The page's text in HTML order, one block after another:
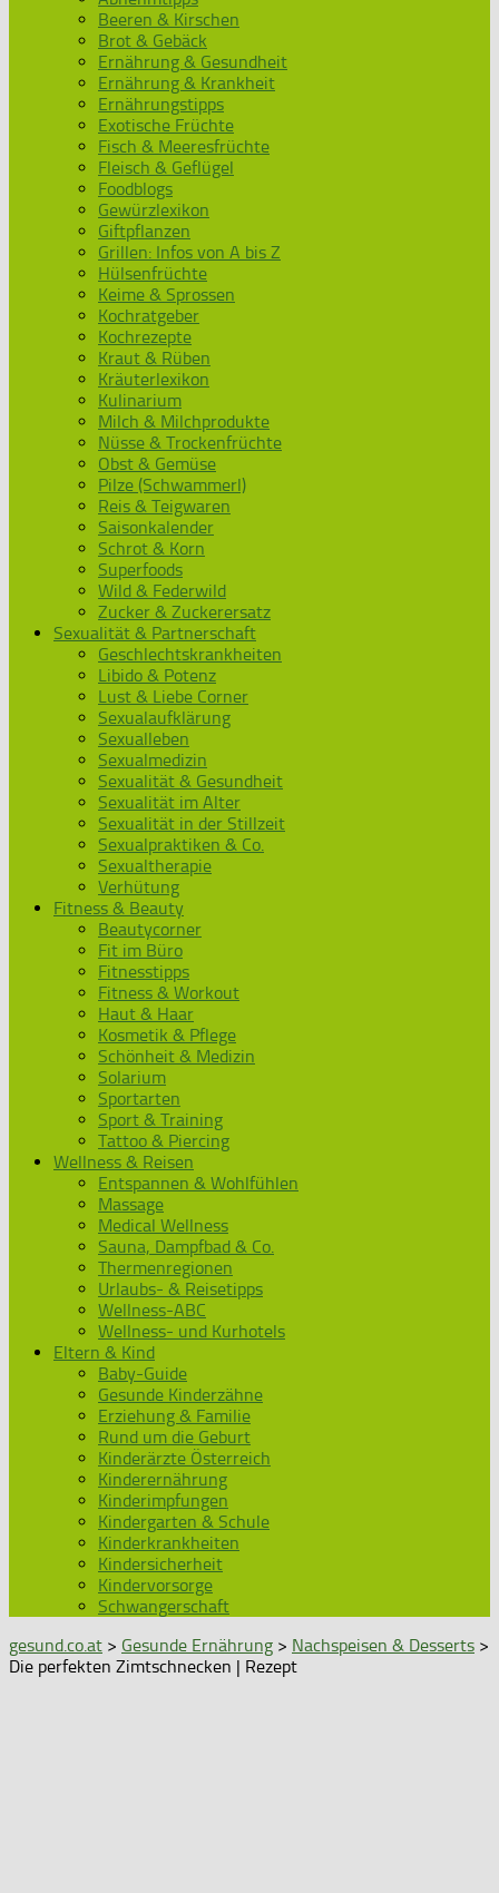
Beeren & Kirschen
Brot & Gebäck
Ernährung & Gesundheit
Ernährung & Krankheit
Ernährungstipps
Exotische Früchte
Fisch & Meeresfrüchte
Fleisch & Geflügel
Foodblogs
Gewürzlexikon
Giftpflanzen
Grillen: Infos von A bis Z
Hülsenfrüchte
Keime & Sprossen
Kochratgeber
Kochrezepte
Kraut & Rüben
Kräuterlexikon
Kulinarium
Milch & Milchprodukte
Nüsse & Trockenfrüchte
Obst & Gemüse
Pilze (Schwammerl)
Reis & Teigwaren
Saisonkalender
Schrot & Korn
Superfoods
Wild & Federwild
Zucker & Zuckerersatz
Sexualität & Partnerschaft
Geschlechtskrankheiten
Libido & Potenz
Lust & Liebe Corner
Sexualaufklärung
Sexualleben
Sexualmedizin
Sexualität & Gesundheit
Sexualität im Alter
Sexualität in der Stillzeit
Sexualpraktiken & Co.
Sexualtherapie
Verhütung
Fitness & Beauty
Beautycorner
Fit im Büro
Fitnesstipps
Fitness & Workout
Haut & Haar
Kosmetik & Pflege
Schönheit & Medizin
Solarium
Sportarten
Sport & Training
Tattoo & Piercing
Wellness & Reisen
Entspannen & Wohlfühlen
Massage
Medical Wellness
Sauna, Dampfbad & Co.
Thermenregionen
Urlaubs- & Reisetipps
Wellness-ABC
Wellness- und Kurhotels
Eltern & Kind
Baby-Guide
Gesunde Kinderzähne
Erziehung & Familie
Rund um die Geburt
Kinderärzte Österreich
Kinderernährung
Kinderimpfungen
Kindergarten & Schule
Kinderkrankheiten
Kindersicherheit
Kindervorsorge
Schwangerschaft
gesund.co.at > Gesunde Ernährung > Nachspeisen & Desserts >
Die perfekten Zimtschnecken | Rezept